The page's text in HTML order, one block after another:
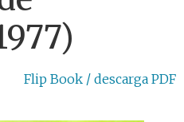
Flip Book / descarga PDF